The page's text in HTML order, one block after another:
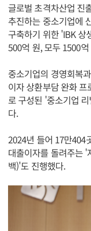
글로벌 초격차산업 진
추진하는 중소기업에
구축하기 위한 'IBK 상
500억 원, 모두 1500
중소기업의 경영회복
이자 상환부담 완화
로 구성된 '중소기업
다.
2024년 들어 17만404
대출이자를 돌려주는 '
백)'도 진행했다.